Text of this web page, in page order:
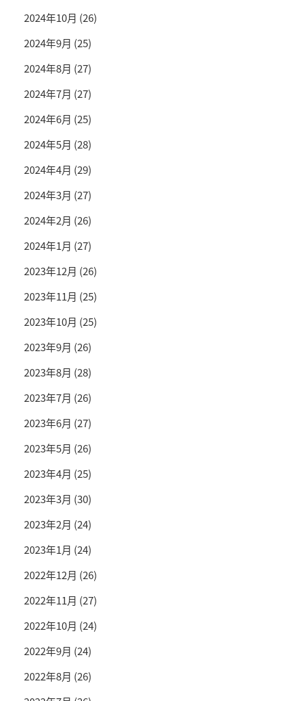
2024年10月 (26)
2024年9月 (25)
2024年8月 (27)
2024年7月 (27)
2024年6月 (25)
2024年5月 (28)
2024年4月 (29)
2024年3月 (27)
2024年2月 (26)
2024年1月 (27)
2023年12月 (26)
2023年11月 (25)
2023年10月 (25)
2023年9月 (26)
2023年8月 (28)
2023年7月 (26)
2023年6月 (27)
2023年5月 (26)
2023年4月 (25)
2023年3月 (30)
2023年2月 (24)
2023年1月 (24)
2022年12月 (26)
2022年11月 (27)
2022年10月 (24)
2022年9月 (24)
2022年8月 (26)